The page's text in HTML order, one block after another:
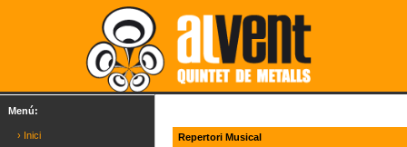
Menú:
› Inici Repertori Musical